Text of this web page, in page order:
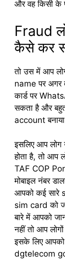
और वह किसी के
Fraud
कैसे कर
तो उस में आप
name पर अगर
कार्ड पर
सकता है और
account
इसलिए आप
होता है, तो आप
TAF COP
मोबाइल नंबर
आपको कई सारे
sim card को
बारे में आपको
नहीं तो आप
इसके लिए आपको
dgtelecom